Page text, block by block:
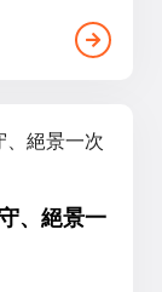
、絕景一